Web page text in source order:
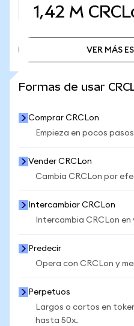
1,42 M
VER MÁS
Formas de usar
Comprar CRCLon
Empieza en pocos
Vender CRCLon
Cambia CRCLon por
Intercambiar CRCLon
Intercambia CRCLon
Predecir
Opera con CRCLon y
Perpetuos
Largos o cortos en
hasta 50x.